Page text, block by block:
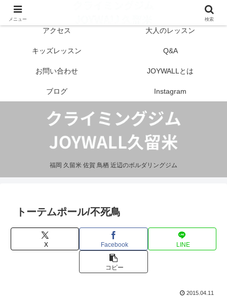
福岡 久留米 佐賀 鳥栖 近辺のボルダリングジム
アクセス 大人のレッスン
キッズレッスン Q&A
お問い合わせ JOYWALLとは
ブログ Instagram
トーテムポール/不死鳥
X Facebook LINE
コピー
2015.04.11
メニュー 検索